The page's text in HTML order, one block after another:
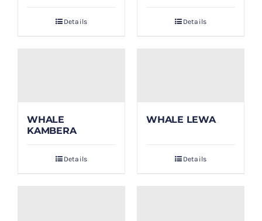
Details Details
WHALE
KAMBERA
Details
WHALE LEWA
Details